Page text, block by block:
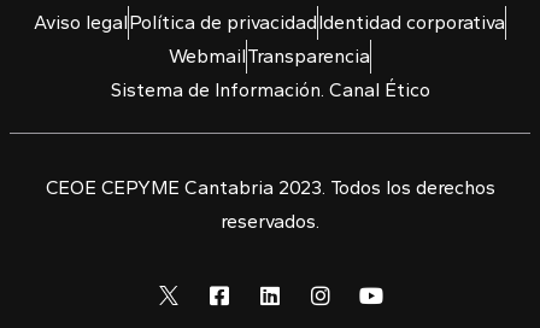
Aviso legalPolítica de privacidadIdentidad corporativa
WebmailTransparencia
Sistema de Información. Canal Ético
CEOE CEPYME Cantabria 2023. Todos los derechos
reservados.